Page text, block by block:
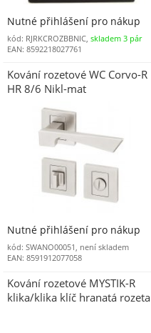
Nutné přihlášení pro nákup
kód: RJRKCROZBBNIC, skladem 3 pár
EAN: 8592218027761
Kování rozetové WC Corvo-R
HR 8/6 Nikl-mat
Nutné přihlášení pro nákup
kód: SWANO00051, není skladem
EAN: 8591912077058
Kování rozetové MYSTIK-R
klika/klika klíč hranatá rozeta